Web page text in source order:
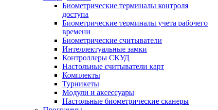
Биометрические терминалы контроля
доступа
Биометрические терминалы учета рабочего
времени
Биометрические считыватели
Интеллектуальные замки
Контроллеры СКУД
Настольные считыватели карт
Комплекты
Турникеты
Модули и аксессуары
Настольные биометрические сканеры